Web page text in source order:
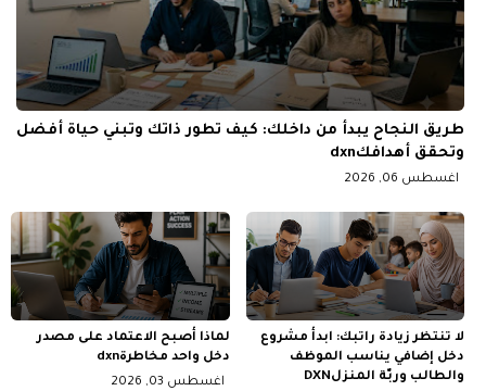
طريق النجاح يبدأ من داخلك: كيف تطور ذاتك وتبني حياة أفضل
وتحقق أهدافكdxn
اغسطس 06, 2026
لا تنتظر زيادة راتبك: ابدأ مشروع
دخل إضافي يناسب الموظف
والطالب وربّة المنزلDXN
لماذا أصبح الاعتماد على مصدر
دخل واحد مخاطرةdxn
اغسطس 03, 2026